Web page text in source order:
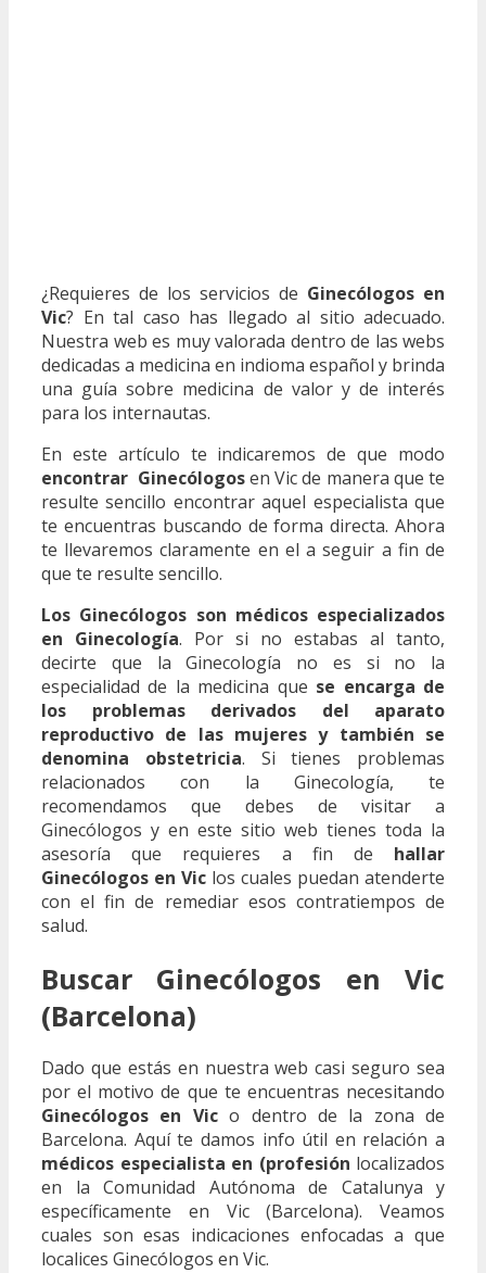
¿Requieres de los servicios de Ginecólogos en
Vic? En tal caso has llegado al sitio adecuado.
Nuestra web es muy valorada dentro de las webs
dedicadas a medicina en indioma español y brinda
una guía sobre medicina de valor y de interés
para los internautas.
En este artículo te indicaremos de que modo
encontrar Ginecólogosen Vic de manera que te
resulte sencillo encontrar aquel especialista que
te encuentras buscando de forma directa. Ahora
te llevaremos claramente en el a seguir a fin de
que te resulte sencillo.
Los Ginecólogos son médicos especializados
en Ginecología. Por si no estabas al tanto,
decirte que la Ginecología no es si no la
especialidad de la medicina que se encarga de
los problemas derivados del aparato
reproductivo de las mujeres y también se
denomina obstetricia. Si tienes problemas
relacionados con la Ginecología, te
recomendamos que debes de visitar a
Ginecólogos y en este sitio web tienes toda la
asesoría que requieres a fin de hallar
Ginecólogos en Vic los cuales puedan atenderte
con el fin de remediar esos contratiempos de
salud.
Buscar Ginecólogos en Vic
(Barcelona)
Dado que estás en nuestra web casi seguro sea
por el motivo de que te encuentras necesitando
Ginecólogos en Vico dentro de la zona de
Barcelona. Aquí te damos info útil en relación a
médicos especialista en (profesión localizados
en la Comunidad Autónoma de Catalunya y
específicamente en Vic (Barcelona). Veamos
cuales son esas indicaciones enfocadas a que
localices Ginecólogos en Vic.